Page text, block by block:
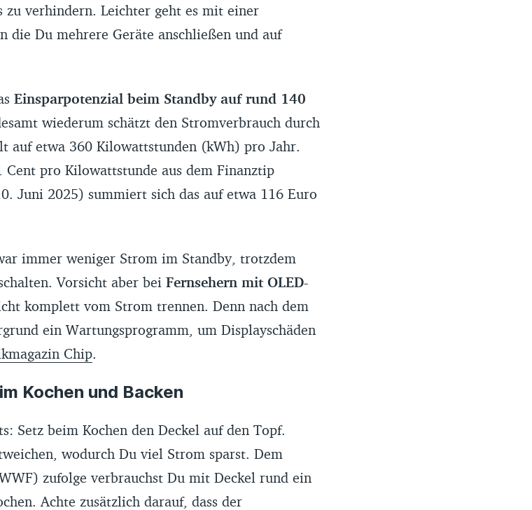
zu verhindern. Leichter geht es mit einer
die Du mehrere Geräte anschließen und auf
Einsparpotenzial beim Standby auf rund 140
wiederum schätzt den Stromverbrauch durch
auf etwa 360 Kilowattstunden (kWh) pro Jahr.
pro Kilowattstunde aus dem Finanztip
Juni 2025) summiert sich das auf etwa 116 Euro
immer weniger Strom im Standby, trotzdem
Vorsicht aber bei Fernsehern mit OLED-
komplett vom Strom trennen. Denn nach dem
ein Wartungsprogramm, um Displayschäden
Chip.
Kochen und Backen
Setz beim Kochen den Deckel auf den Topf.
wodurch Du viel Strom sparst. Dem
zufolge verbrauchst Du mit Deckel rund ein
Achte zusätzlich darauf, dass der